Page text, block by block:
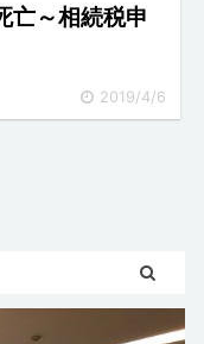
亡～相続税申
2019/4/6